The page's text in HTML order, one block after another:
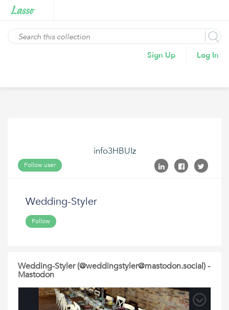
Sign Up Log In
info3HBUIz
Follow user
Wedding-Styler
Follow
Wedding-Styler (@weddingstyler@mastodon.social) -
Mastodon